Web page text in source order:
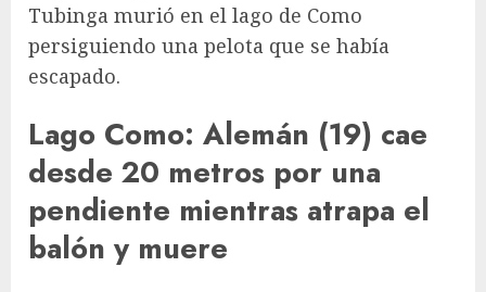
Tubinga murió en el lago de Como
persiguiendo una pelota que se había
escapado.
Lago Como: Alemán (19) cae
desde 20 metros por una
pendiente mientras atrapa el
balón y muere